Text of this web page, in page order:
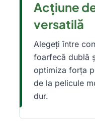
Acțiune
versatilă
Alegeți între
foarfecă dublă
optimiza forța
de la pelicule
dur.